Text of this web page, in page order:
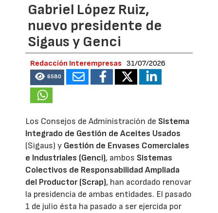
Gabriel López Ruiz,
nuevo presidente de
Sigaus y Genci
Redacción Interempresas 31/07/2026
6580
Los Consejos de Administración de Sistema
Integrado de Gestión de Aceites Usados
(Sigaus) y Gestión de Envases Comerciales
e Industriales (Genci), ambos Sistemas
Colectivos de Responsabilidad Ampliada
del Productor (Scrap), han acordado renovar
la presidencia de ambas entidades. El pasado
1 de julio ésta ha pasado a ser ejercida por